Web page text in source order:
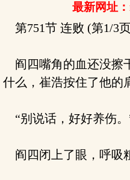
最新网址
第751节 连败 (第1/3
阎四嘴角的血还没擦
什么，崔浩按住了他的
“别说话，好好养伤。
阎四闭上了眼，呼吸